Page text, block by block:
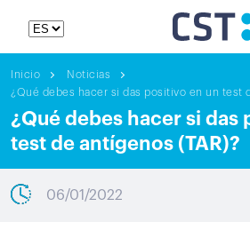
Inicio
Noticias
¿Qué debes hacer si das positivo en un test
¿Qué debes hacer si das
test de antígenos (TAR)?
06/01/2022